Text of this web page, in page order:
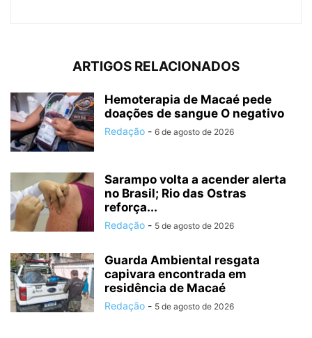
ARTIGOS RELACIONADOS
Hemoterapia de Macaé pede
doações de sangue O negativo
Redação - 6 de agosto de 2026
Sarampo volta a acender alerta
no Brasil; Rio das Ostras
reforça...
Redação - 5 de agosto de 2026
Guarda Ambiental resgata
capivara encontrada em
residência de Macaé
Redação - 5 de agosto de 2026